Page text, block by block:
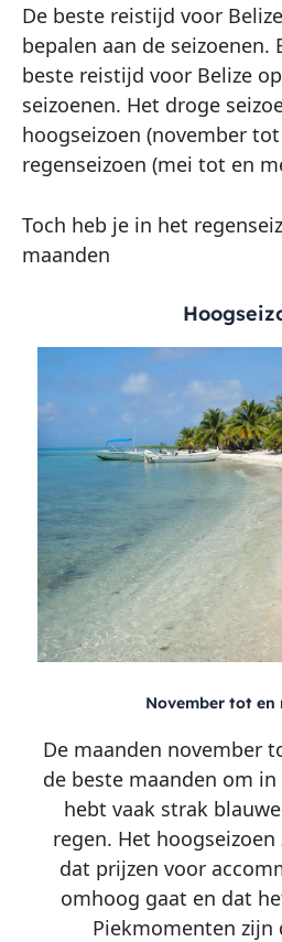
De beste reistijd voor
bepalen aan de seizoenen.
beste reistijd voor Belize
seizoenen. Het droge
hoogseizoen (november
regenseizoen (mei tot en
Toch heb je in het
maanden
November tot en
De maanden november
de beste maanden om in
hebt vaak strak
regen. Het
dat prijzen voor
omhoog gaat en dat
Piekmomenten zijn